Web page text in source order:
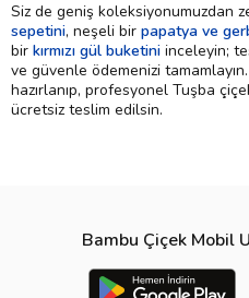
Siz de geniş koleksiyonumuzdan
sepetini, neşeli bir papatya ve
bir kırmızı gül buketini inceleyin;
ve güvenle ödemenizi
hazırlanıp, profesyonel Tuşba
ücretsiz teslim edilsin.
Bambu Çiçek Mobil